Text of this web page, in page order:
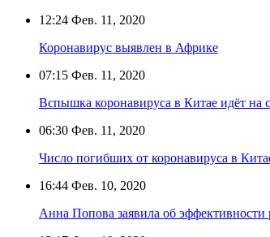
12:24 Фев. 11, 2020
Коронавирус выявлен в Африке
07:15 Фев. 11, 2020
Вспышка коронавируса в Китае идёт на
06:30 Фев. 11, 2020
Число погибших от коронавируса в
16:44 Фев. 10, 2020
Анна Попова заявила об эффективности